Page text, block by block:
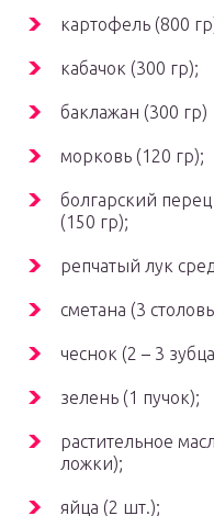
картофель (800
кабачок (300 гр);
баклажан (300 гр)
морковь (120 гр);
болгарский
(150 гр);
репчатый лук
сметана (3
чеснок (2 – 3
зелень (1 пучок);
растительное
ложки);
яйца (2 шт.);